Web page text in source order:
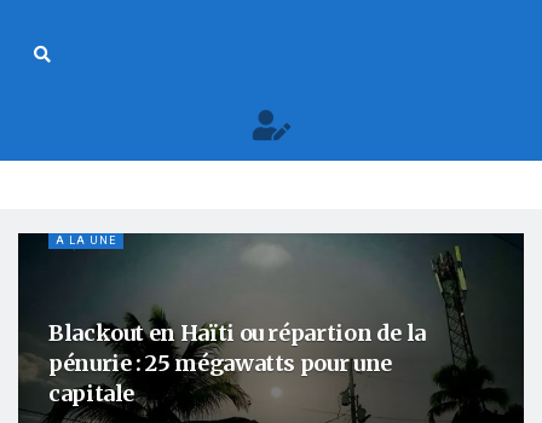
A LA UNE
Blackout en Haïti ou répartion de la
pénurie : 25 mégawatts pour une
capitale